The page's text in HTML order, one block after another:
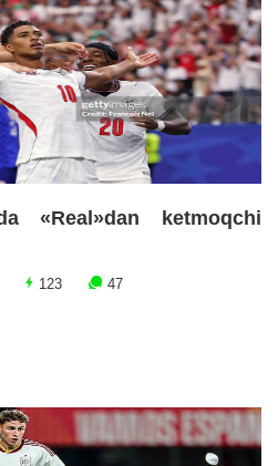
«Real»dan ketmoqchi
123 47